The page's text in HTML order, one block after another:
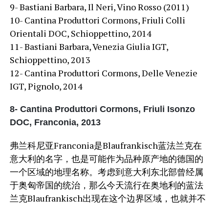
9- Bastiani Barbara, Il Neri, Vino Rosso (2011)
10- Cantina Produttori Cormons, Friuli Colli
Orientali DOC, Schioppettino, 2014
11- Bastiani Barbara, Venezia Giulia IGT,
Schioppettino, 2013
12- Cantina Produttori Cormons, Delle Venezie
IGT, Pignolo, 2014
8- Cantina Produttori Cormons, Friuli Isonzo
DOC, Franconia, 2013
弗兰科尼亚Franconia是Blaufrankisch蓝法兰克在
意大利的名字，也是可能作为品种原产地的德国的
一个区域的地理名称。考虑到意大利东北部曾经属
于奥匈帝国的统治，那么今天流行在奥地利的蓝法
兰克Blaufrankisch出现在这个边界区域，也就并不